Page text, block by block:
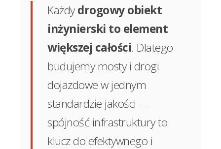
Każdydrogowy obiekt
inżynierski to element
większej całości. Dlatego
budujemy mosty i drogi
dojazdowe w jednym
standardzie jakości —
spójność infrastruktury to
klucz do efektywnego i